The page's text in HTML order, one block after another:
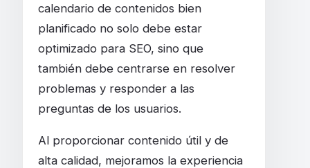
calendario de contenidos bien
planificado no solo debe estar
optimizado para SEO, sino que
también debe centrarse en resolver
problemas y responder a las
preguntas de los usuarios.
Al proporcionar contenido útil y de
alta calidad, mejoramos la experiencia